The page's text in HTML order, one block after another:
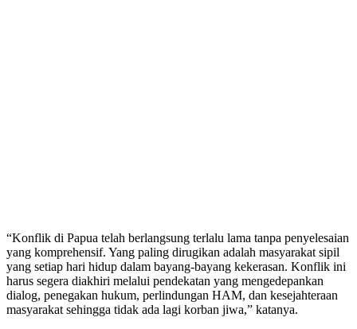
“Konflik di Papua telah berlangsung terlalu lama tanpa penyelesaian
yang komprehensif. Yang paling dirugikan adalah masyarakat sipil
yang setiap hari hidup dalam bayang-bayang kekerasan. Konflik ini
harus segera diakhiri melalui pendekatan yang mengedepankan
dialog, penegakan hukum, perlindungan HAM, dan kesejahteraan
masyarakat sehingga tidak ada lagi korban jiwa,” katanya.